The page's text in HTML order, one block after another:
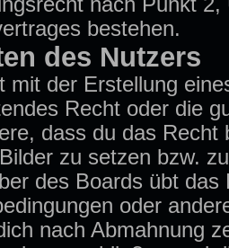
bestehen.
des Nutzers
mit der Erstellung
Recht oder die
dass du das
zu setzen bzw.
des Boards übt
oder
nach Abmahnung